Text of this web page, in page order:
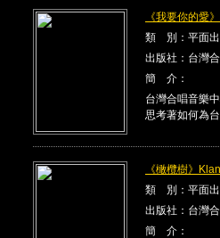
《我要你的愛
類 別：平面
出版社：台灣
簡 介：
台灣合唱音樂
思考著如何為
《橄欖樹》
類 別：平面
出版社：台灣
簡 介：